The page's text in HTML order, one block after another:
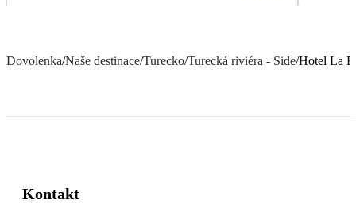
Dovolenka/Naše destinace/Turecko/Turecká riviéra - Side/Hotel La
Kontakt